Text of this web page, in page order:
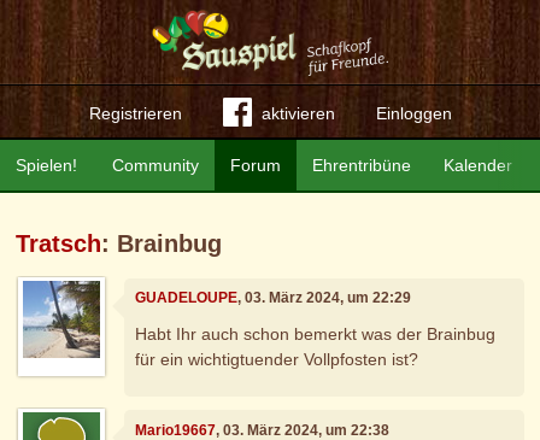
Registrieren aktivieren Einloggen
Community Forum Ehrentribüne Kalender
Spielen!
Tratsch: Brainbug
GUADELOUPE, 03. März 2024, um 22:29
Habt Ihr auch schon bemerkt was der Brainbug
für ein wichtigtuender Vollpfosten ist?
Mario19667, 03. März 2024, um 22:38